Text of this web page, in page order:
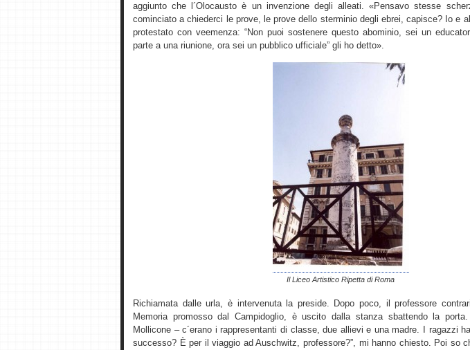
aggiunto che l´Olocausto è un invenzione degli alleati. «Pensavo stesse
cominciato a chiederci le prove, le prove dello sterminio degli ebrei, capisce? Io e
protestato con veemenza: “Non puoi sostenere questo abominio, sei un
parte a una riunione, ora sei un pubblico ufficiale” gli ho detto».
Il Liceo Artistico Ripetta di Roma
Richiamata dalle urla, è intervenuta la preside. Dopo poco, il professore
Memoria promosso dal Campidoglio, è uscito dalla stanza sbattendo la
Mollicone – c´erano i rappresentanti di classe, due allievi e una madre. I ragazzi
successo? È per il viaggio ad Auschwitz, professore?”, mi hanno chiesto. Poi so